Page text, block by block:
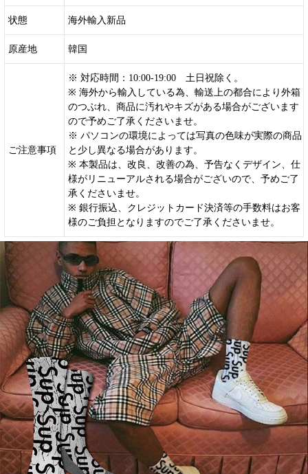
状態 海外輸入新品
原産地 韓国
ご注意事項
※ 対応時間：10:00-19:00 土日祝除く。
※ 海外から輸入している為、輸送上の都合により外箱
のつぶれ、商品に汚れやキズがある場合がございます
ので予めご了承くださいませ。
※ パソコンの環境によっては写真の色味が実際の商品
と少し異なる場合があります。
※ 本製品は、改良、改善の為、予告なくデザイン、仕
様がリニューアルされる場合がございので、予めご了
承くださいませ。
※ 銀行振込、クレジットカード決済等の手数料はお客
様のご負担となりますのでご了承くださいませ。